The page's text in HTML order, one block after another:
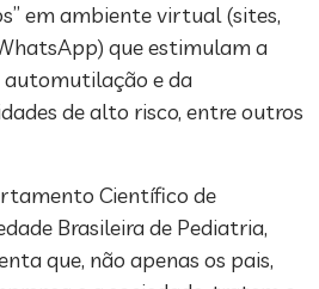
em ambiente virtual (sites,
que estimulam a
automutilação e da
de alto risco, entre outros
Científico de
Brasileira de Pediatria,
que, não apenas os pais,